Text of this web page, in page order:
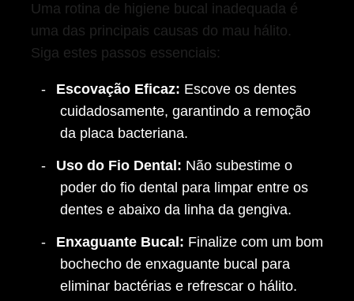
Uma rotina de higiene bucal inadequada é
uma das principais causas do mau hálito.
Siga estes passos essenciais:
Escovação Eficaz: Escove os dentes
cuidadosamente, garantindo a remoção
da placa bacteriana.
Uso do Fio Dental: Não subestime o
poder do fio dental para limpar entre os
dentes e abaixo da linha da gengiva.
Enxaguante Bucal: Finalize com um bom
bochecho de enxaguante bucal para
eliminar bactérias e refrescar o hálito.